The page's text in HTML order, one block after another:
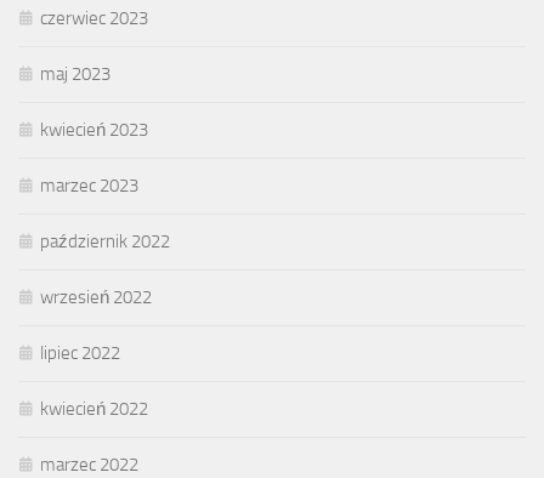
czerwiec 2023
maj 2023
kwiecień 2023
marzec 2023
październik 2022
wrzesień 2022
lipiec 2022
kwiecień 2022
marzec 2022